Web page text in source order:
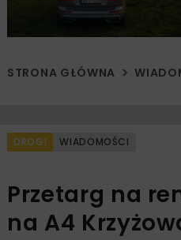
STRONA GŁÓWNA
DROGI WIADOMOŚCI
Przetarg na
na A4